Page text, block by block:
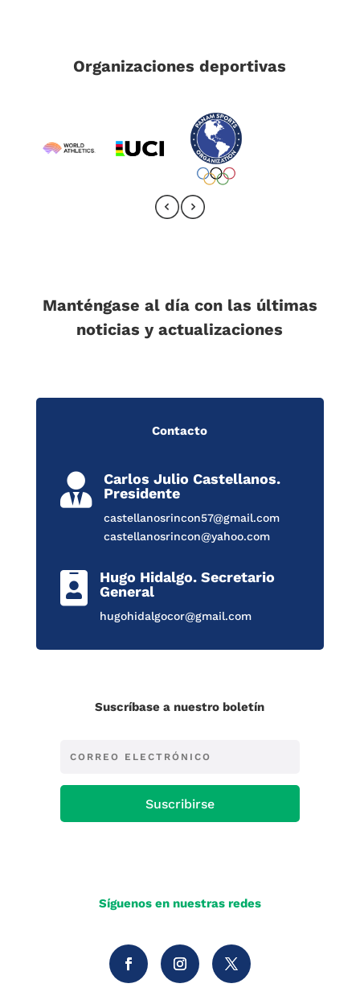
Organizaciones deportivas
Manténgase al día con las últimas
noticias y actualizaciones
Contacto

Carlos Julio Castellanos.
Presidente
castellanosrincon57@gmail.com
castellanosrincon@yahoo.com

Hugo Hidalgo. Secretario
General
hugohidalgocor@gmail.com
Suscríbase a nuestro boletín
Suscribirse
Síguenos en nuestras redes